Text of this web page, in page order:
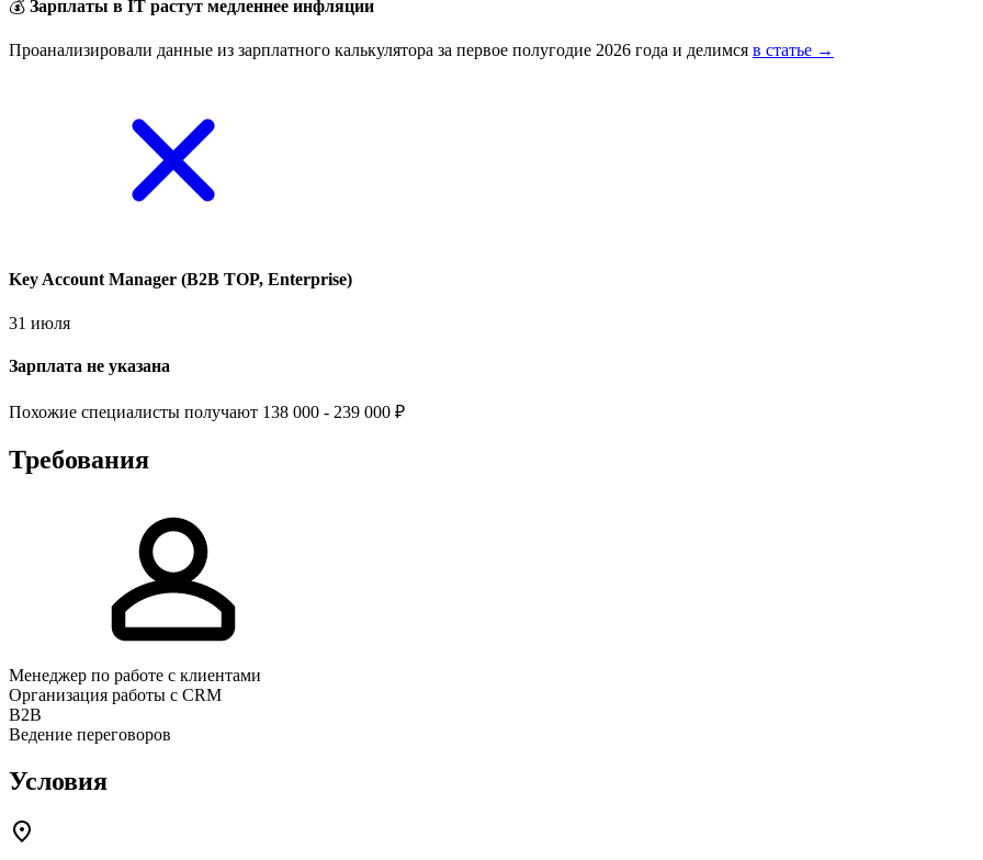
💰 Зарплаты в IT растут медленнее инфляции
Проанализировали данные из зарплатного калькулятора за первое полугодие 2026 года и делимся в статье →
Key Account Manager (B2B TOP, Enterprise)
31 июля
Зарплата не указана
Похожие специалисты получают 138 000 - 239 000 ₽
Требования
Менеджер по работе с клиентами
Организация работы с CRM
B2B
Ведение переговоров
Условия